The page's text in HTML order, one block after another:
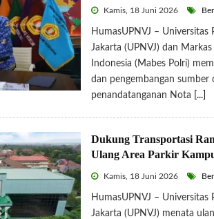
Kamis, 18 Juni 2026
HumasUPNVJ – Universitas
Jakarta (UPNVJ) dan
Indonesia (Mabes Polri)
dan pengembangan sumber
penandatanganan Nota
[...]
Dukung Transportasi
Ulang Area Parkir
Kamis, 18 Juni 2026
HumasUPNVJ – Universitas
Jakarta (UPNVJ) menata